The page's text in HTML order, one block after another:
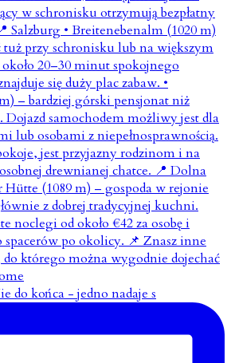
do końca - jedno nadaje s